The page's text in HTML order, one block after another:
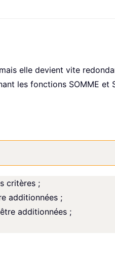
elle devient vite
les fonctions SOMME et
critères ;
additionnées ;
additionnées ;